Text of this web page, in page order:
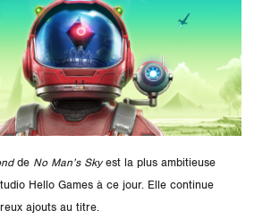
de No Man’s Skyest la plus ambitieuse
Hello Games à ce jour. Elle continue
ajouts au titre.